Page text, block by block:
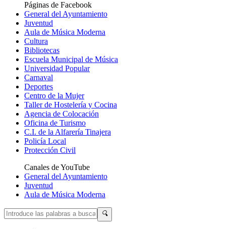
Páginas de Facebook
General del Ayuntamiento
Juventud
Aula de Música Moderna
Cultura
Bibliotecas
Escuela Municipal de Música
Universidad Popular
Carnaval
Deportes
Centro de la Mujer
Taller de Hostelería y Cocina
Agencia de Colocación
Oficina de Turismo
C.I. de la Alfarería Tinajera
Policía Local
Protección Civil
Canales de YouTube
General del Ayuntamiento
Juventud
Aula de Música Moderna
🔍